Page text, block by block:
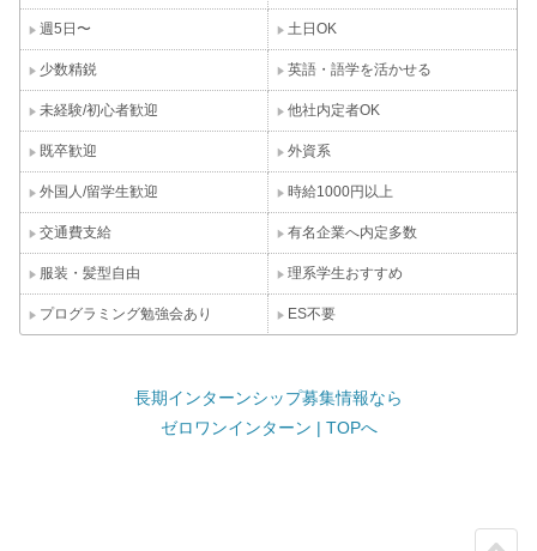
週5日〜 土日OK
少数精鋭 英語・語学を活かせる
未経験/初心者歓迎 他社内定者OK
既卒歓迎 外資系
外国人/留学生歓迎 時給1000円以上
交通費支給 有名企業へ内定多数
服装・髪型自由 理系学生おすすめ
プログラミング勉強会あり ES不要
長期インターンシップ募集情報なら
ゼロワンインターン | TOPへ